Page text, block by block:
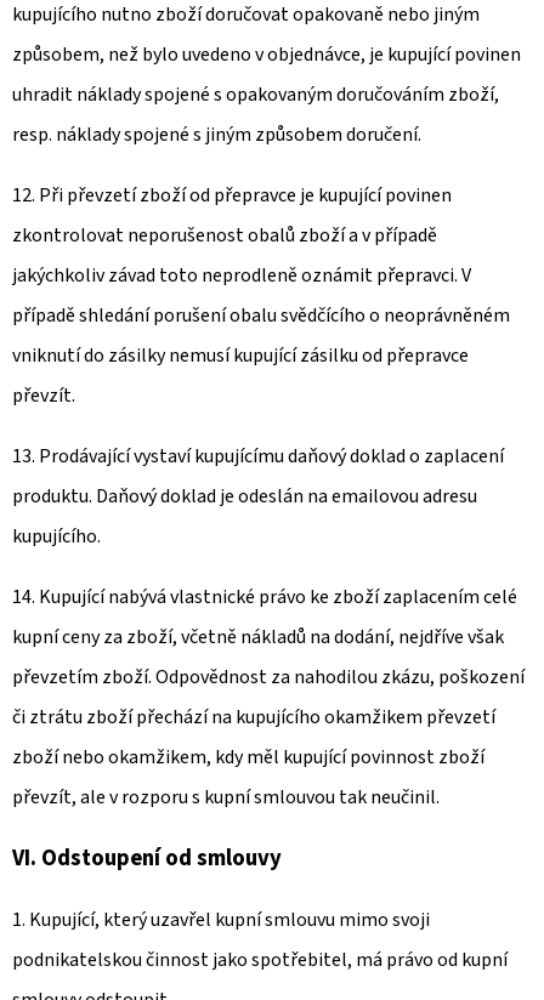
kupujícího nutno zboží doručovat opakovaně nebo jiným
způsobem, než bylo uvedeno v objednávce, je kupující povinen
uhradit náklady spojené s opakovaným doručováním zboží,
resp. náklady spojené s jiným způsobem doručení.
12. Při převzetí zboží od přepravce je kupující povinen
zkontrolovat neporušenost obalů zboží a v případě
jakýchkoliv závad toto neprodleně oznámit přepravci. V
případě shledání porušení obalu svědčícího o neoprávněném
vniknutí do zásilky nemusí kupující zásilku od přepravce
převzít.
13. Prodávající vystaví kupujícímu daňový doklad o zaplacení
produktu. Daňový doklad je odeslán na emailovou adresu
kupujícího.
14. Kupující nabývá vlastnické právo ke zboží zaplacením celé
kupní ceny za zboží, včetně nákladů na dodání, nejdříve však
převzetím zboží. Odpovědnost za nahodilou zkázu, poškození
či ztrátu zboží přechází na kupujícího okamžikem převzetí
zboží nebo okamžikem, kdy měl kupující povinnost zboží
převzít, ale v rozporu s kupní smlouvou tak neučinil.
VI. Odstoupení od smlouvy
1. Kupující, který uzavřel kupní smlouvu mimo svoji
podnikatelskou činnost jako spotřebitel, má právo od kupní